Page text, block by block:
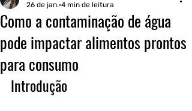
Como a contaminação de água
pode impactar alimentos prontos
para consumo
26 de jan. 4 min de leitura
Introdução